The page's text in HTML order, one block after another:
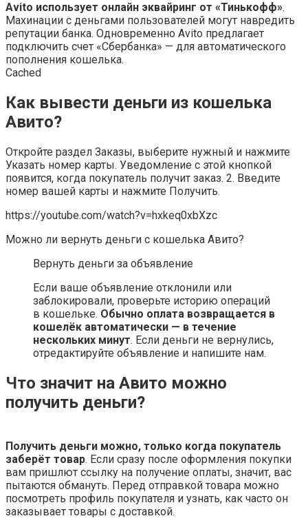
Avito использует онлайн эквайринг от «Тинькофф».
Махинации с деньгами пользователей могут навредить
репутации банка. Одновременно Avito предлагает
подключить счет «Сбербанка» — для автоматического
пополнения кошелька.
Cached
Как вывести деньги из кошелька
Авито?
Откройте раздел Заказы, выберите нужный и нажмите
Указать номер карты. Уведомление с этой кнопкой
появится, когда покупатель получит заказ. 2. Введите
номер вашей карты и нажмите Получить.
https://youtube.com/watch?v=hxkeq0xbXzc
Можно ли вернуть деньги с кошелька Авито?
Вернуть деньги за объявление
Если ваше объявление отклонили или
заблокировали, проверьте историю операций
в кошельке. Обычно оплата возвращается в
кошелёк автоматически — в течение
нескольких минут. Если деньги не вернулись,
отредактируйте объявление и напишите нам.
Что значит на Авито можно
получить деньги?
Получить деньги можно, только когда покупатель
заберёт товар. Если сразу после оформления покупки
вам пришлют ссылку на получение оплаты, значит, вас
пытаются обмануть. Перед отправкой товара можно
посмотреть профиль покупателя и узнать, как часто он
заказывает товары с доставкой.